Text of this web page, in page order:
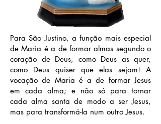
Para São Justino, a função mais especial
de Maria é a de formar almas segundo o
coração de Deus, como Deus as quer,
como Deus quiser que elas sejam! A
vocação de Maria é a de formar Jesus
em cada alma; e não só para tornar
cada alma santa de modo a ser Jesus,
mas para transformá-la num outro Jesus.